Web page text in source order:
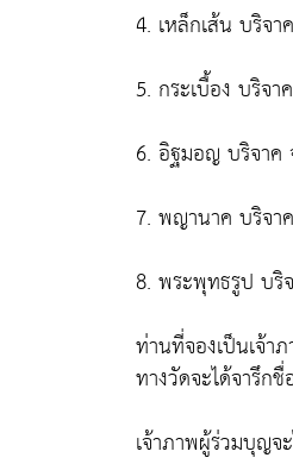
4. เหล็กเส้น บริจ
5. กระเบื้อง บริจ
6. อิฐมอญ บริจาค
7. พญานาค บริจา
8. พระพุทธรูป บริ
ท่านที่จองเป็นเจ้า
ทางวัดจะได้จารึก
เจ้าภาพผู้ร่วมบุญจ